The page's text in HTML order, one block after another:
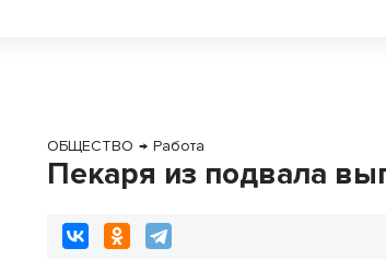
ОБЩЕСТВО → Работа
Пекаря из подвала